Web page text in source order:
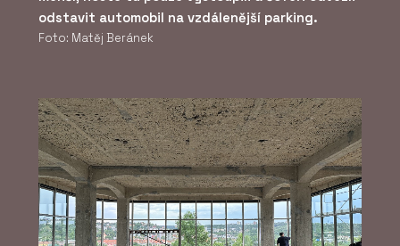
odstavit automobil na vzdálenější parking.
Foto: Matěj Beránek